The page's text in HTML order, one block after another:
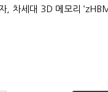
차세대 3D 메모리